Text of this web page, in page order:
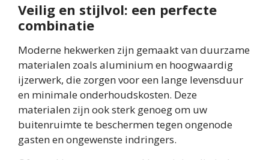
Veilig en stijlvol: een perfecte
combinatie
Moderne hekwerken zijn gemaakt van duurzame
materialen zoals aluminium en hoogwaardig
ijzerwerk, die zorgen voor een lange levensduur
en minimale onderhoudskosten. Deze
materialen zijn ook sterk genoeg om uw
buitenruimte te beschermen tegen ongenode
gasten en ongewenste indringers.